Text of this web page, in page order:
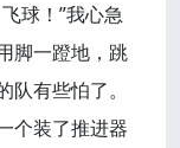
球！”我心急
脚一蹬地，跳
有些怕了。
个装了推进器